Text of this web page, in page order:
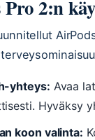
Pro 2:n
yhteys: Avaa
Hyväksy
koon valinta: